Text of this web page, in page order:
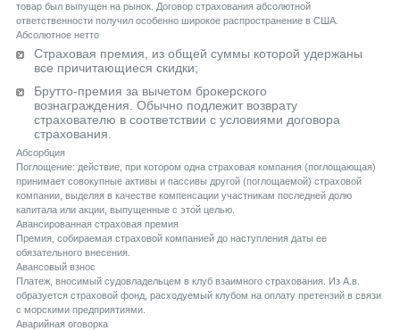
товар был выпущен на рынок. Договор страхования абсолютной
ответственности получил особенно широкое распространение в США.
Aбсолютное нетто
Страховая премия, из общей суммы которой удержаны
все причитающиеся скидки;
Брутто-премия за вычетом брокерского
вознаграждения. Обычно подлежит возврату
страхователю в соответствии с условиями договора
страхования.
Aбсорбция
Поглощение: действие, при котором одна страховая компания (поглощающая)
принимает совокупные активы и пассивы другой (поглощаемой) страховой
компании, выделяя в качестве компенсации участникам последней долю
капитала или акции, выпущенные с этой целью.
Aвансированная страховая премия
Премия, собираемая страховой компанией до наступления даты ее
обязательного внесения.
Aвансовый взнос
Платеж, вносимый судовладельцем в клуб взаимного страхования. Из А.в.
образуется страховой фонд, расходуемый клубом на оплату претензий в связи
с морскими предприятиями.
Aварийная оговорка